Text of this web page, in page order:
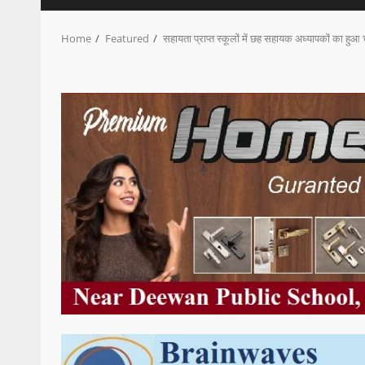
Home Featured सहायता प्राप्त स्कूलों में छह सहायक अध्यापकों का हुआ